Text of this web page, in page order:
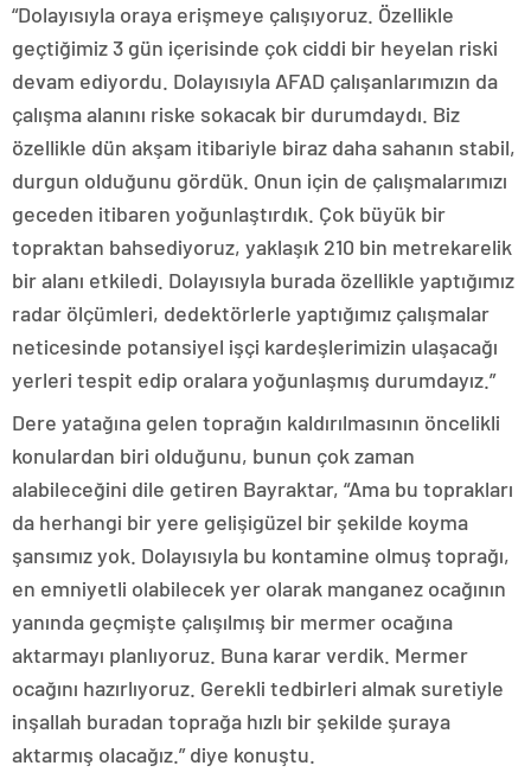
“Dolayısıyla oraya erişmeye çalışıyoruz. Özellikle
geçtiğimiz 3 gün içerisinde çok ciddi bir heyelan riski
devam ediyordu. Dolayısıyla AFAD çalışanlarımızın da
çalışma alanını riske sokacak bir durumdaydı. Biz
özellikle dün akşam itibariyle biraz daha sahanın stabil,
durgun olduğunu gördük. Onun için de çalışmalarımızı
geceden itibaren yoğunlaştırdık. Çok büyük bir
topraktan bahsediyoruz, yaklaşık 210 bin metrekarelik
bir alanı etkiledi. Dolayısıyla burada özellikle yaptığımız
radar ölçümleri, dedektörlerle yaptığımız çalışmalar
neticesinde potansiyel işçi kardeşlerimizin ulaşacağı
yerleri tespit edip oralara yoğunlaşmış durumdayız.”
Dere yatağına gelen toprağın kaldırılmasının öncelikli
konulardan biri olduğunu, bunun çok zaman
alabileceğini dile getiren Bayraktar, “Ama bu toprakları
da herhangi bir yere gelişigüzel bir şekilde koyma
şansımız yok. Dolayısıyla bu kontamine olmuş toprağı,
en emniyetli olabilecek yer olarak manganez ocağının
yanında geçmişte çalışılmış bir mermer ocağına
aktarmayı planlıyoruz. Buna karar verdik. Mermer
ocağını hazırlıyoruz. Gerekli tedbirleri almak suretiyle
inşallah buradan toprağa hızlı bir şekilde şuraya
aktarmış olacağız.” diye konuştu.